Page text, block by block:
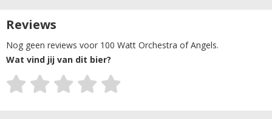
Reviews
Nog geen reviews voor 100 Watt Orchestra of Angels.
Wat vind jij van dit bier?